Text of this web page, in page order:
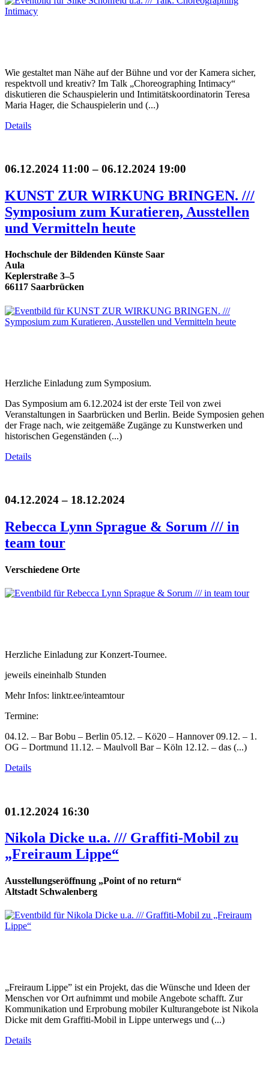
Wie gestaltet man Nähe auf der Bühne und vor der Kamera sicher,
respektvoll und kreativ? Im Talk „Choreographing Intimacy“
diskutieren die Schauspielerin und Intimitätskoordinatorin Teresa
Maria Hager, die Schauspielerin und (...)
Details
06.12.2024 11:00 – 06.12.2024 19:00
KUNST ZUR WIRKUNG BRINGEN. ///
Symposium zum Kuratieren, Ausstellen
und Vermitteln heute
Hochschule der Bildenden Künste Saar
Aula
Keplerstraße 3–5
66117 Saarbrücken
Herzliche Einladung zum Symposium.
Das Symposium am 6.12.2024 ist der erste Teil von zwei
Veranstaltungen in Saarbrücken und Berlin. Beide Symposien gehen
der Frage nach, wie zeitgemäße Zugänge zu Kunstwerken und
historischen Gegenständen (...)
Details
04.12.2024 – 18.12.2024
Rebecca Lynn Sprague & Sorum /// in
team tour
Verschiedene Orte
Herzliche Einladung zur Konzert-Tournee.
jeweils eineinhalb Stunden
Mehr Infos: linktr.ee/inteamtour
Termine:
04.12. – Bar Bobu – Berlin 05.12. – Kö20 – Hannover 09.12. – 1.
OG – Dortmund 11.12. – Maulvoll Bar – Köln 12.12. – das (...)
Details
01.12.2024 16:30
Nikola Dicke u.a. /// Graffiti-Mobil zu
„Freiraum Lippe“
Ausstellungseröffnung „Point of no return“
Altstadt Schwalenberg
„Freiraum Lippe” ist ein Projekt, das die Wünsche und Ideen der
Menschen vor Ort aufnimmt und mobile Angebote schafft. Zur
Kommunikation und Erprobung mobiler Kulturangebote ist Nikola
Dicke mit dem Graffiti-Mobil in Lippe unterwegs und (...)
Details